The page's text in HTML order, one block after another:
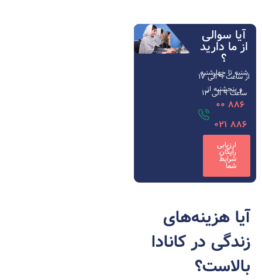
آیا سوالی
از ما دارید
؟
شنبه تا چهارشنبه
از ساعت ۹ الی ۱۷
و پنجشنبه از
ساعت 9 الی 13
886 00
886 021
ارزیابی
رایگان
شرایط
شما
آیا هزینه‌های
زندگی در کانادا
بالاست؟